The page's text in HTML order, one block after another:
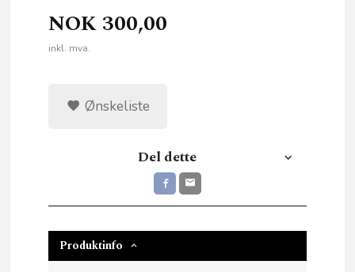
NOK 300,00
inkl. mva.
Ønskeliste
Del dette
Produktinfo